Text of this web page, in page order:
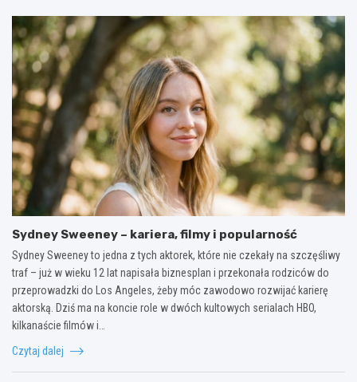
Sydney Sweeney – kariera, filmy i popularność
Sydney Sweeney to jedna z tych aktorek, które nie czekały na szczęśliwy
traf – już w wieku 12 lat napisała biznesplan i przekonała rodziców do
przeprowadzki do Los Angeles, żeby móc zawodowo rozwijać karierę
aktorską. Dziś ma na koncie role w dwóch kultowych serialach HBO,
kilkanaście filmów i…
Czytaj dalej